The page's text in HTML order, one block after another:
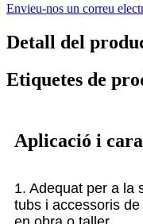
Envieu-nos un correu
Detall del
Etiquetes de
Aplicació i
1. Adequat per a la
tubs i accessoris